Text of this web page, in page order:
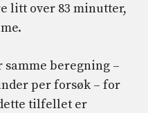
litt over 83 minutter,
beregning –
per forsøk – for
tilfellet er